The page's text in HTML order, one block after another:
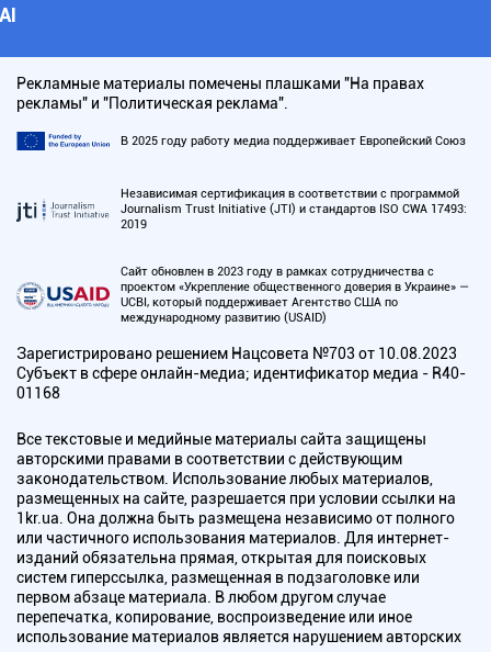
АI
Рекламные материалы помечены плашками "На правах
рекламы" и "Политическая реклама".
В 2025 году работу медиа поддерживает Европейский Союз
Независимая сертификация в соответствии с программой
Journalism Trust Initiative (JTI) и стандартов ISO CWA 17493:
2019
Сайт обновлен в 2023 году в рамках сотрудничества с
проектом «Укрепление общественного доверия в Украине» —
UCBI, который поддерживает Агентство США по
международному развитию (USAID)
Зарегистрировано решением Нацсовета №703 от 10.08.2023
Субъект в сфере онлайн-медиа; идентификатор медиа - R40-
01168
Все текстовые и медийные материалы сайта защищены
авторскими правами в соответствии с действующим
законодательством. Использование любых материалов,
размещенных на сайте, разрешается при условии ссылки на
1kr.ua. Она должна быть размещена независимо от полного
или частичного использования материалов. Для интернет-
изданий обязательна прямая, открытая для поисковых
систем гиперссылка, размещенная в подзаголовке или
первом абзаце материала. В любом другом случае
перепечатка, копирование, воспроизведение или иное
использование материалов является нарушением авторских